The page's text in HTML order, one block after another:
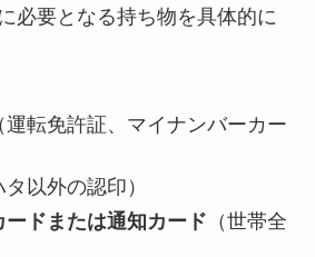
必要となる持ち物を具体的に
運転免許証、マイナンバーカー
以外の認印）
ードまたは通知カード （世帯全